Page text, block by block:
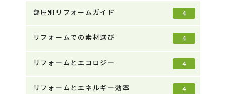
部屋別リフォームガイド 4
リフォームでの素材選び 4
リフォームとエコロジー 4
リフォームとエネルギー効率 4